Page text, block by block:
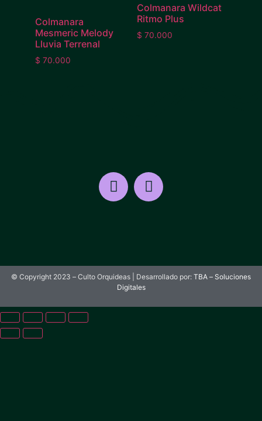
Colmanara
Mesmeric Melody
Lluvia Terrenal
$ 70.000
Colmanara Wildcat
Ritmo Plus
$ 70.000
© Copyright 2023 – Culto Orquideas | Desarrollado por: TBA – Soluciones
Digitales